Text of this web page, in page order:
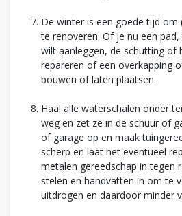
De winter is een goede tijd om
te renoveren. Of je nu een
wilt aanleggen, de schutting of
repareren of een overkapping
bouwen of laten plaatsen.
Haal alle waterschalen onder
weg en zet ze in de schuur of
of garage op en maak
scherp en laat het eventueel
metalen gereedschap in tegen
stelen en handvatten in om te
uitdrogen en daardoor minder